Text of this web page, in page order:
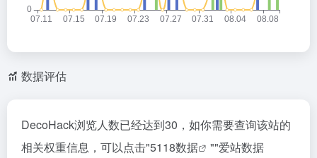
数据评估
DecoHack浏览人数已经达到30，如你需要查询该站的
相关权重信息，可以点击"5118数据 ""爱站数据